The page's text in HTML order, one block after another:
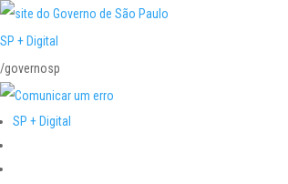
SP + Digital
/governosp
SP + Digital